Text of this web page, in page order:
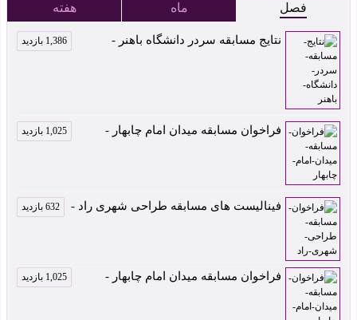
فصل ماه هفته
نتایج مسابقه سردر دانشگاه باهنر - 1,386 بازدید
فراخوان مسابقه میدان امام چابهار - 1,025 بازدید
فینالیست های مسابقه طراحی شهری راد - 632 بازدید
فراخوان مسابقه میدان امام چابهار - 1,025 بازدید